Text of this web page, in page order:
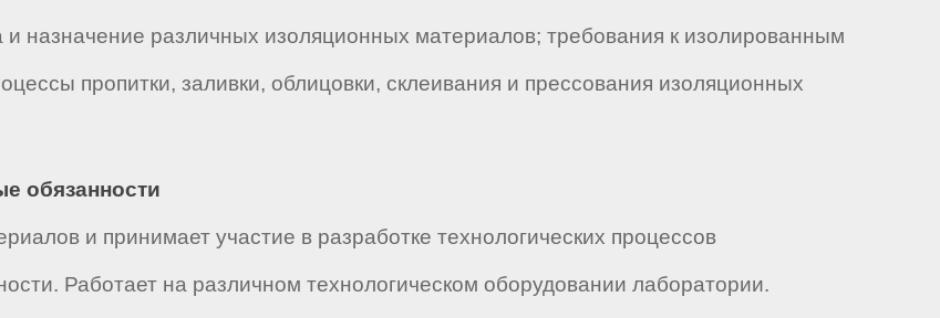
и назначение различных изоляционных материалов; требования к изолированным
пропитки, заливки, облицовки, склеивания и прессования изоляционных
обязанности
и принимает участие в разработке технологических процессов
Работает на различном технологическом оборудовании лаборатории.